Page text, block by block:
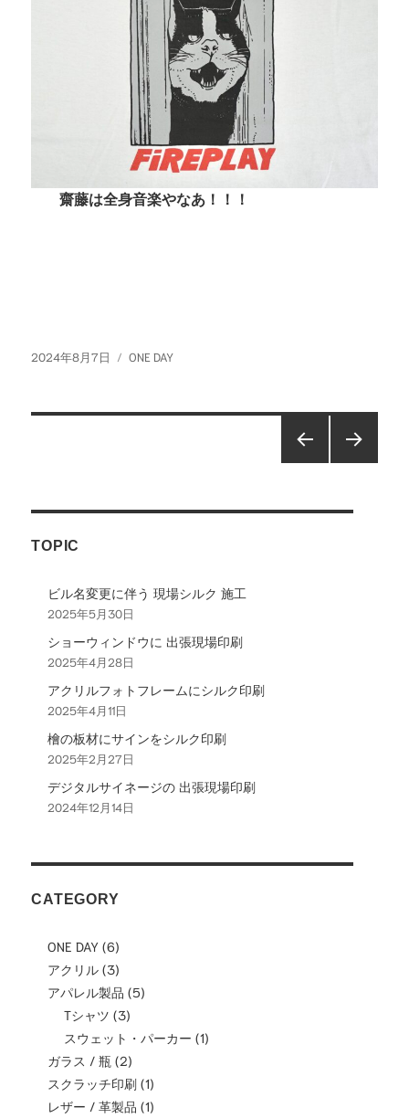
齋藤は全身音楽やなあ！！！
投
2024年8月7日
カ
リ
ONE DAY
ー
ジ
送
り
ジ
ジ
TOPIC
ビル名変更に伴う 現場シルク 施工
2025年5月30日
ショーウィンドウに 出張現場印刷
2025年4月28日
アクリルフォトフレームにシルク印刷
2025年4月11日
檜の板材にサインをシルク印刷
2025年2月27日
デジタルサイネージの 出張現場印刷
2024年12月14日
CATEGORY
ONE DAY (6)
アクリル (3)
アパレル製品 (5)
Tシャツ (3)
スウェット・パーカー (1)
ガラス / 瓶 (2)
スクラッチ印刷 (1)
レザー / 革製品 (1)